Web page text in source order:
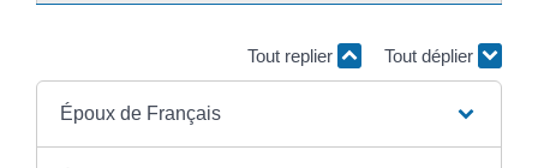
Tout replier Tout déplier
Époux de Français